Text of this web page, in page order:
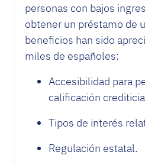
personas con bajos
obtener un préstamo de
beneficios han sido
miles de españoles:
Accesibilidad para
calificación
Tipos de interés
Regulación estatal.